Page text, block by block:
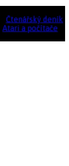
Čtenářský deník
Atari a počítače